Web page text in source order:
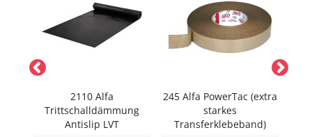
2110 Alfa
Trittschalldämmung
Antislip LVT
245 Alfa PowerTac (extra
starkes
Transferklebeband)